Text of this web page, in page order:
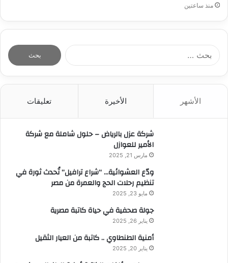
منذ ساعتين
الأشهر الأخيرة تعليقات
شركة عزل بالرياض – حلول شاملة مع شركة
الأمير للعوازل
مارس 21, 2025
ودّع العشوائية… “شراع ترافيل” تُحدث ثورة في
تنظيم رحلات الحج والعمرة من مصر
مايو 23, 2025
جولة صحفية في حياة كاتبة مصرية
يناير 26, 2025
أمنية الطنطاوي .. كاتبة من العيار الثقيل
يناير 20, 2025